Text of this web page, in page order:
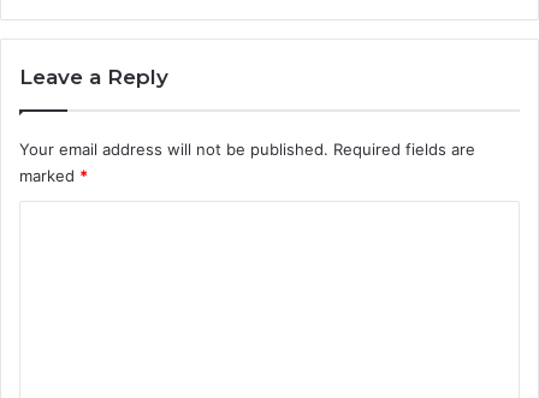
Leave a Reply
Your email address will not be published. Required fields are
marked *